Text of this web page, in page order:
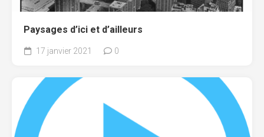
Paysages d’ici et d’ailleurs
17 janvier 2021 0